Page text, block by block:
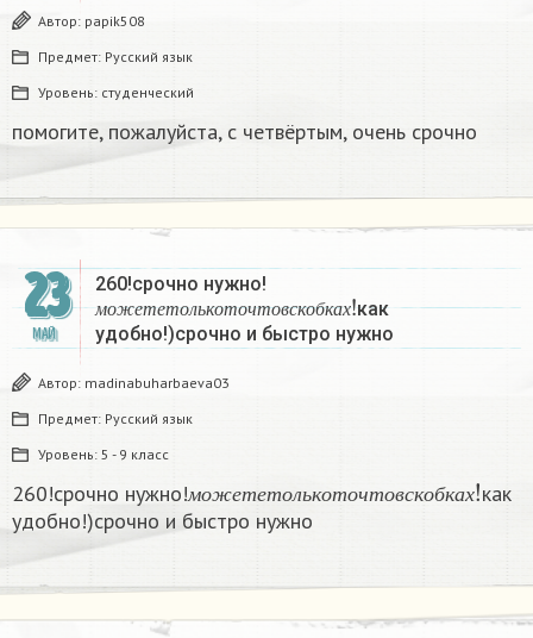
Автор: papik508
Предмет: Русский язык
Уровень: студенческий
помогите, пожалуйста, с четвёртым, очень срочно
23
МАЙ
260!срочно нужно!
мо ж е т е т ол ьк о т о ч т о в с к о б ка х
можететолькот ко
как
удобно!)срочно и быстро нужно
Автор: madinabuharbaeva03
Предмет: Русский язык
Уровень: 5 - 9 класс
260!срочно нужно! м о ж е т е т ол ьк о т о ч т о в с к о б ках
к
как
удобно!)срочно и быстро нужно